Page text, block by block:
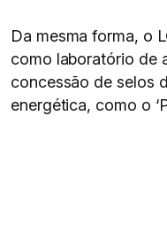
Da mesma forma, o
como laboratório de
concessão de selos
energética, como o